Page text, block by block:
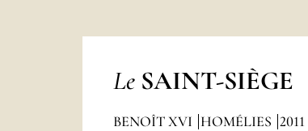
Le SAINT-SIÈGE
BENOÎT XVI HOMÉLIES 2011